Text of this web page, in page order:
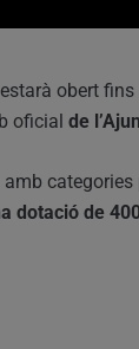
obert fins
oficial de
categories
dotació de 400